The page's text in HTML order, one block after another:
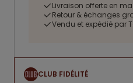
Livraison offerte en
Retour & échanges
Vendu et expédié par
CLUB FIDÉLITÉ